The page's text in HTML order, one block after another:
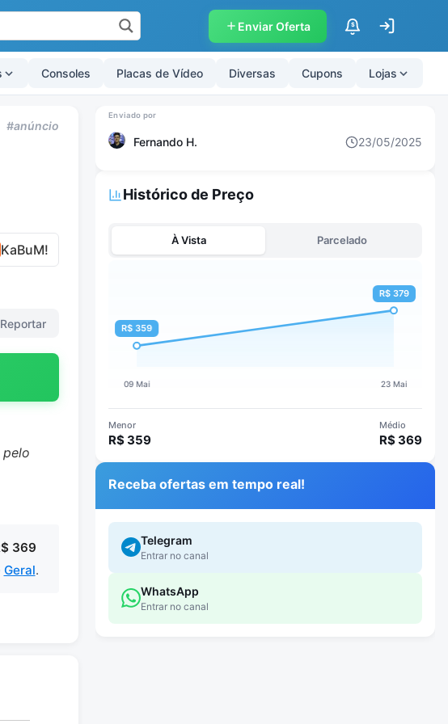
Enviar Oferta $
Consoles Placas de Vídeo Diversas Cupons Lojas
#anúncio
KaBuM!
Reportar
369
Geral.
Fernando H. 23/05/2025
Histórico de Preço
À Vista Parcelado
Menor
R$ 359
Médio
R$ 369
Receba ofertas em tempo real!
Telegram
Entrar no canal
WhatsApp
Entrar no canal